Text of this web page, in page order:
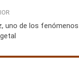
uno de los